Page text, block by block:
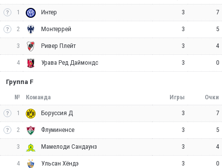
1 Интер 3 7
2 Монтеррей 3 5
3 Ривер Плейт 3 4
4 Урава Ред Даймондс 3 0
Группа F
№ Команда Игры Очки
1 Боруссия Д 3 7
2 Флуминенсе 3 5
3 Мамелоди Сандаунз 3 4
4 Ульсан Хёндэ 3 0